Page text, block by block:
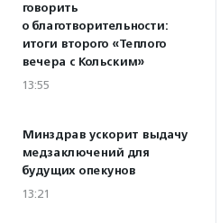
говорить
о благотворительности:
итоги второго «Теплого
вечера с Кольским»
13:55
Минздрав ускорит выдачу
медзаключений для
будущих опекунов
13:21